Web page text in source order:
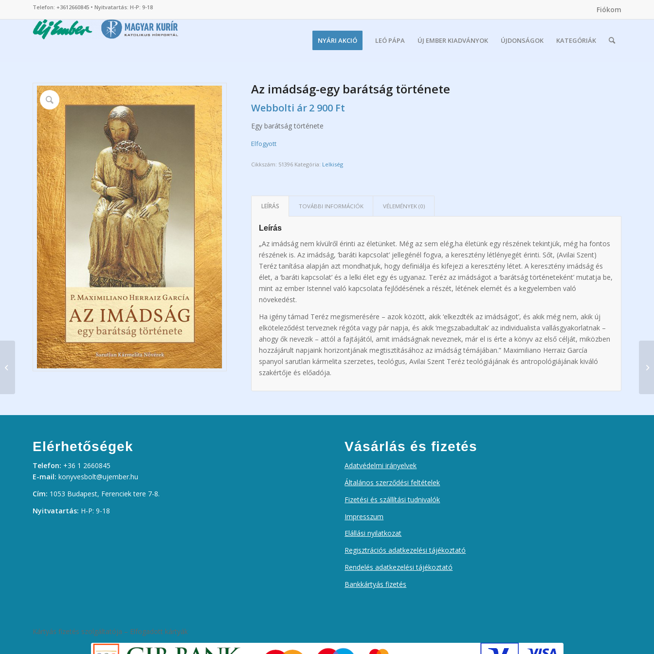
Fiókom
Telefon: +3612660845 • Nyitvatartás: H-P: 9-18
NYÁRI AKCIÓ LEÓ PÁPA ÚJ EMBER KIADVÁNYOK ÚJDONSÁGOK KATEGÓRIÁK
Az imádság-egy barátság története
Webbolti ár2 900 Ft
Egy barátság története
Elfogyott
Cikkszám: 51396 Kategória: Lelkiség
LEÍRÁS TOVÁBBI INFORMÁCIÓK VÉLEMÉNYEK (0)
Leírás
„Az imádság nem kívülről érinti az életünket. Még az sem elég,ha életünk egy részének tekintjük, még ha fontos
részének is. Az imádság, ‘baráti kapcsolat’ jellegénél fogva, a keresztény létlényegét érinti. Sőt, (Avilai Szent)
Teréz tanítása alapján azt mondhatjuk, hogy definiálja és kifejezi a keresztény létet. A keresztény imádság és
élet, a ‘baráti kapcsolat’ és a lelki élet egy és ugyanaz. Teréz az imádságot a ‘barátság történeteként’ mutatja be,
mint az ember Istennel való kapcsolata fejlődésének a részét, létének elemét és a kegyelemben való
növekedést.
Ha igény támad Teréz megismerésére – azok között, akik ‘elkezdték az imádságot’, és akik még nem, akik új
elköteleződést terveznek régóta vagy pár napja, és akik ‘megszabadultak’ az individualista vallásgyakorlatnak –
ahogy ők nevezik – attól a fajtájától, amit imádságnak neveznek, már el is érte a könyv az első célját, miközben
hozzájárult napjaink horizontjának megtisztításához az imádság témájában.” Maximiliano Herraiz García
spanyol sarutlan kármelita szerzetes, teológus, Avilai Szent Teréz teológiájának és antropológiájának kiváló
szakértője és előadója.
Elérhetőségek
Telefon: +36 1 2660845
E-mail: konyvesbolt@ujember.hu
Cím: 1053 Budapest, Ferenciek tere 7-8.
Nyitvatartás: H-P: 9-18
Vásárlás és fizetés
Adatvédelmi irányelvek
Általános szerződési feltételek
Fizetési és szállítási tudnivalók
Impresszum
Elállási nyilatkozat
Regisztrációs adatkezelési tájékoztató
Rendelés adatkezelési tájékoztató
Bankkártyás fizetés
Kártyás fizetés szolgáltatója – Elfogadott kártyák
A biztonságos kötődés
megalapozása